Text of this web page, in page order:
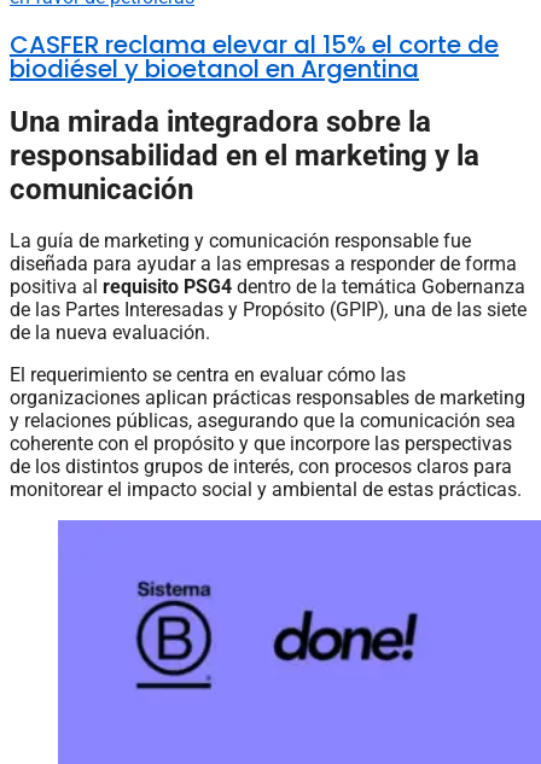
CASFER reclama elevar al 15% el corte de
biodiésel y bioetanol en Argentina
Una mirada integradora sobre la
responsabilidad en el marketing y la
comunicación
La guía de marketing y comunicación responsable fue
diseñada para ayudar a las empresas a responder de forma
positiva al requisito PSG4 dentro de la temática Gobernanza
de las Partes Interesadas y Propósito (GPIP), una de las siete
de la nueva evaluación.
El requerimiento se centra en evaluar cómo las
organizaciones aplican prácticas responsables de marketing
y relaciones públicas, asegurando que la comunicación sea
coherente con el propósito y que incorpore las perspectivas
de los distintos grupos de interés, con procesos claros para
monitorear el impacto social y ambiental de estas prácticas.